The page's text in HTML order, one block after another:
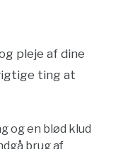
pleje af dine
ting at
og en blød klud
brug af